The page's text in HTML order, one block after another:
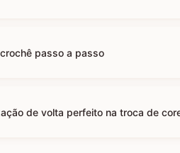
- Bag de crochê passo a passo
de volta perfeito na troca de